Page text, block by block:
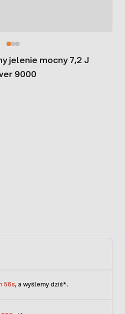
jelenie mocny 7,2 J
9000
56s, a wyślemy dziś*.